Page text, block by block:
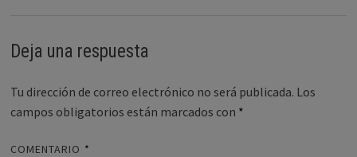
Deja una respuesta
Tu dirección de correo electrónico no será publicada. Los
campos obligatorios están marcados con *
COMENTARIO *